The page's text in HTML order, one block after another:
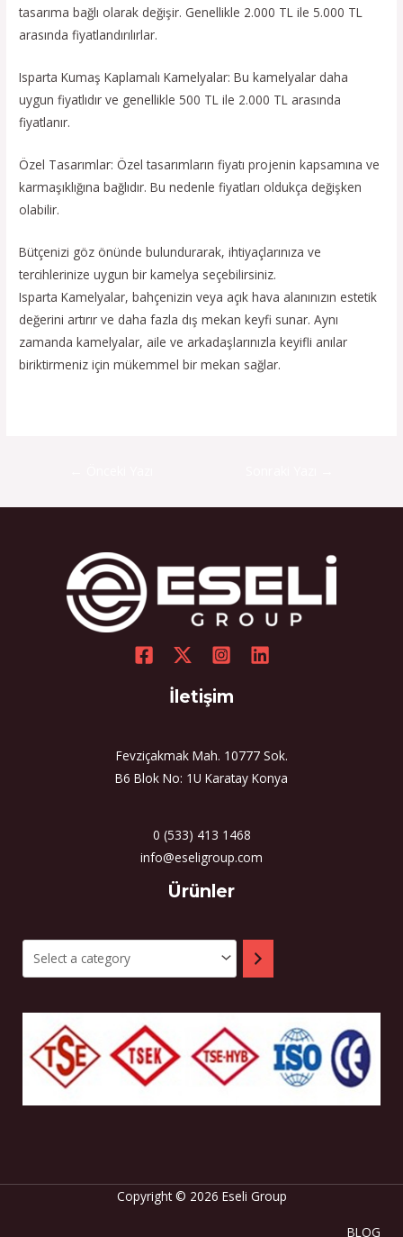
tasarıma bağlı olarak değişir. Genellikle 2.000 TL ile 5.000 TL
arasında fiyatlandırılırlar.
Isparta Kumaş Kaplamalı Kamelyalar: Bu kamelyalar daha
uygun fiyatlıdır ve genellikle 500 TL ile 2.000 TL arasında
fiyatlanır.
Özel Tasarımlar: Özel tasarımların fiyatı projenin kapsamına ve
karmaşıklığına bağlıdır. Bu nedenle fiyatları oldukça değişken
olabilir.
Bütçenizi göz önünde bulundurarak, ihtiyaçlarınıza ve
tercihlerinize uygun bir kamelya seçebilirsiniz.
Isparta Kamelyalar, bahçenizin veya açık hava alanınızın estetik
değerini artırır ve daha fazla dış mekan keyfi sunar. Aynı
zamanda kamelyalar, aile ve arkadaşlarınızla keyifli anılar
biriktirmeniz için mükemmel bir mekan sağlar.
İletişim
Fevziçakmak Mah. 10777 Sok.
B6 Blok No: 1U Karatay Konya
0 (533) 413 1468
info@eseligroup.com
Ürünler
Copyright © 2026 Eseli Group
BLOG